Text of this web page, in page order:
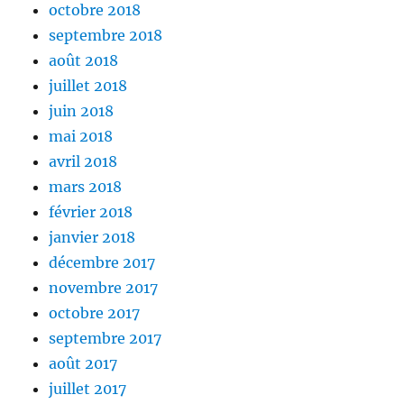
octobre 2018
septembre 2018
août 2018
juillet 2018
juin 2018
mai 2018
avril 2018
mars 2018
février 2018
janvier 2018
décembre 2017
novembre 2017
octobre 2017
septembre 2017
août 2017
juillet 2017